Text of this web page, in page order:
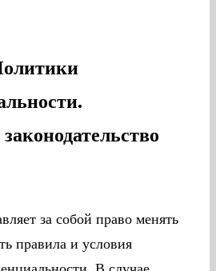
за собой право менять
правила и условия